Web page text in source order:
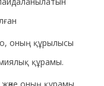
оның құрылысы
құрамы.